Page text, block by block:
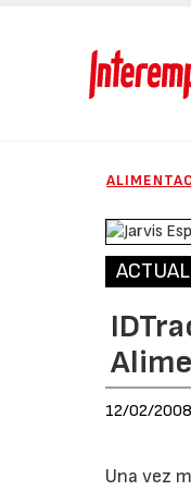
12/02/2008
Una vez